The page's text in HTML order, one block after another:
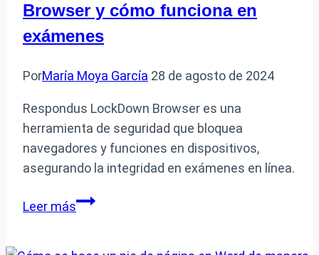
transformar
tus
en
útil
Browser y cómo funciona en
exámenes
PorMaría Moya García 28 de agosto de 2024
Respondus LockDown Browser es una
herramienta de seguridad que bloquea
navegadores y funciones en dispositivos,
asegurando la integridad en exámenes en línea.
Leer másQué